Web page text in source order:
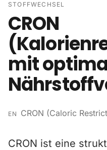
STOFFWECHSEL
CRON
mit
EN CRON (Caloric
CRON ist eine